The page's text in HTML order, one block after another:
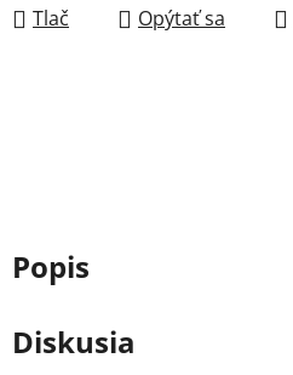
Tlač Opýtať sa
Popis
Diskusia